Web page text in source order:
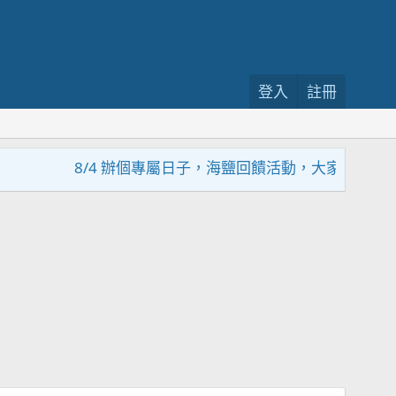
登入 註冊
8/4 辦個專屬日子，海鹽回饋活動，大家趕緊來參加